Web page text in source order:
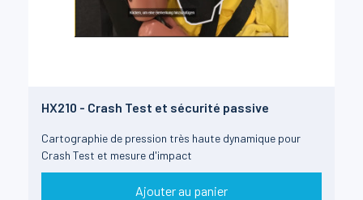
HX210 - Crash Test et sécurité passive
Cartographie de pression très haute dynamique pour
Crash Test et mesure d'impact
Ajouter au panier